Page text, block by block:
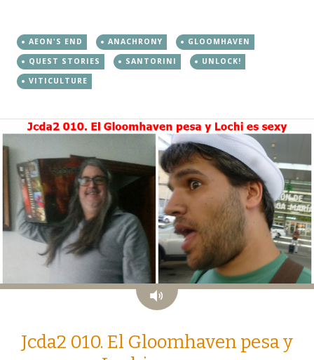
AEON'S END ANACHRONY
GLOOMHAVEN
QUEST STORIES
SANTORINI
UNLOCK!
VITICULTURE
Audio
Jcda2 010. El Gloomhaven pesa y